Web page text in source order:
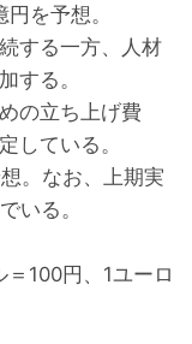
を予想。
する一方、人材
する。
の立ち上げ費
している。
。なお、上期実
いる。
100円、1ユーロ